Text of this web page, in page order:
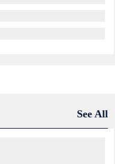
See All